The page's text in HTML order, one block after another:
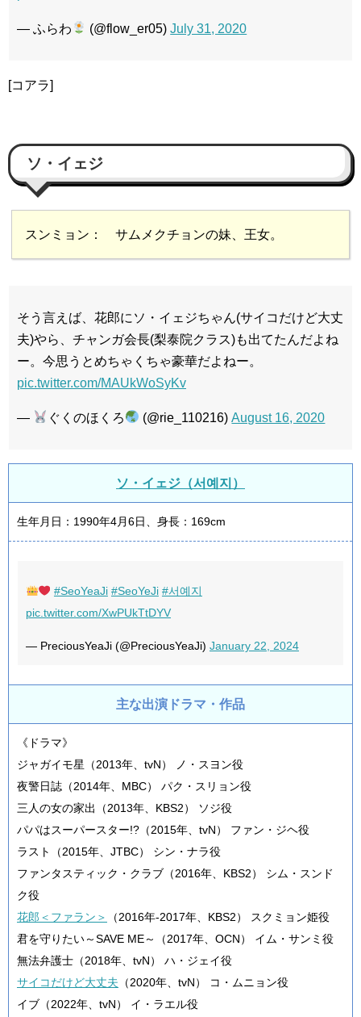
— ふらわ (@flow_er05)July 31, 2020
[コアラ]
ソ・イェジ
スンミョン： サムメクチョンの妹、王女。
そう言えば、花郎にソ・イェジちゃん(サイコだけど大丈
夫)やら、チャンガ会長(梨泰院クラス)も出てたんだよね
ー。今思うとめちゃくちゃ豪華だよねー。
pic.twitter.com/MAUkWoSyKv
— ぐくのほくろ (@rie_110216)August 16, 2020
ソ・イェジ（서예지）
生年月日：1990年4月6日、身長：169cm
#SeoYeaJi #SeoYeJi #서예지
pic.twitter.com/XwPUkTtDYV
— PreciousYeaJi (@PreciousYeaJi) January 22, 2024
主な出演ドラマ・作品
《ドラマ》
ジャガイモ星（2013年、tvN） ノ・スヨン役
夜警日誌（2014年、MBC） パク・スリョン役
三人の女の家出（2013年、KBS2） ソジ役
パパはスーパースター!?（2015年、tvN） ファン・ジヘ役
ラスト（2015年、JTBC） シン・ナラ役
ファンタスティック・クラブ（2016年、KBS2） シム・スンド
ク役
花郎＜ファラン＞
（2016年-2017年、KBS2） スクミョン姫役
君を守りたい～SAVE ME～（2017年、OCN） イム・サンミ役
無法弁護士（2018年、tvN） ハ・ジェイ役
サイコだけど大丈夫 （2020年、tvN） コ・ムニョン役
イブ（2022年、tvN） イ・ラエル役